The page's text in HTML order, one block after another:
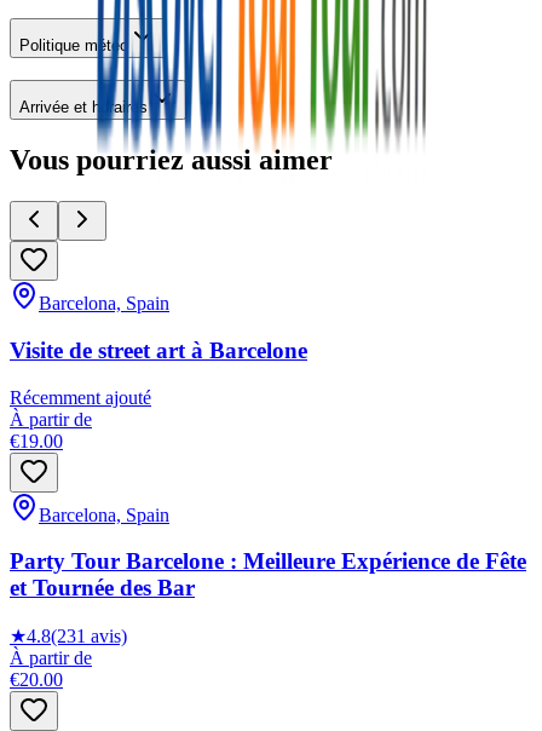
Politique météo
Arrivée et horaires
Vous pourriez aussi aimer
Barcelona, Spain
Visite de street art à Barcelone
Récemment ajouté
À partir de
€19.00
Barcelona, Spain
Party Tour Barcelone : Meilleure Expérience de Fête
et Tournée des Bar
★4.8(231 avis)
À partir de
€20.00